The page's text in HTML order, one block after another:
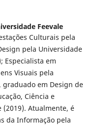
Feevale
Culturais pela
pela Universidade
Especialista em
Visuais pela
graduado em Design de
Ciência e
(2019). Atualmente, é
da Informação pela